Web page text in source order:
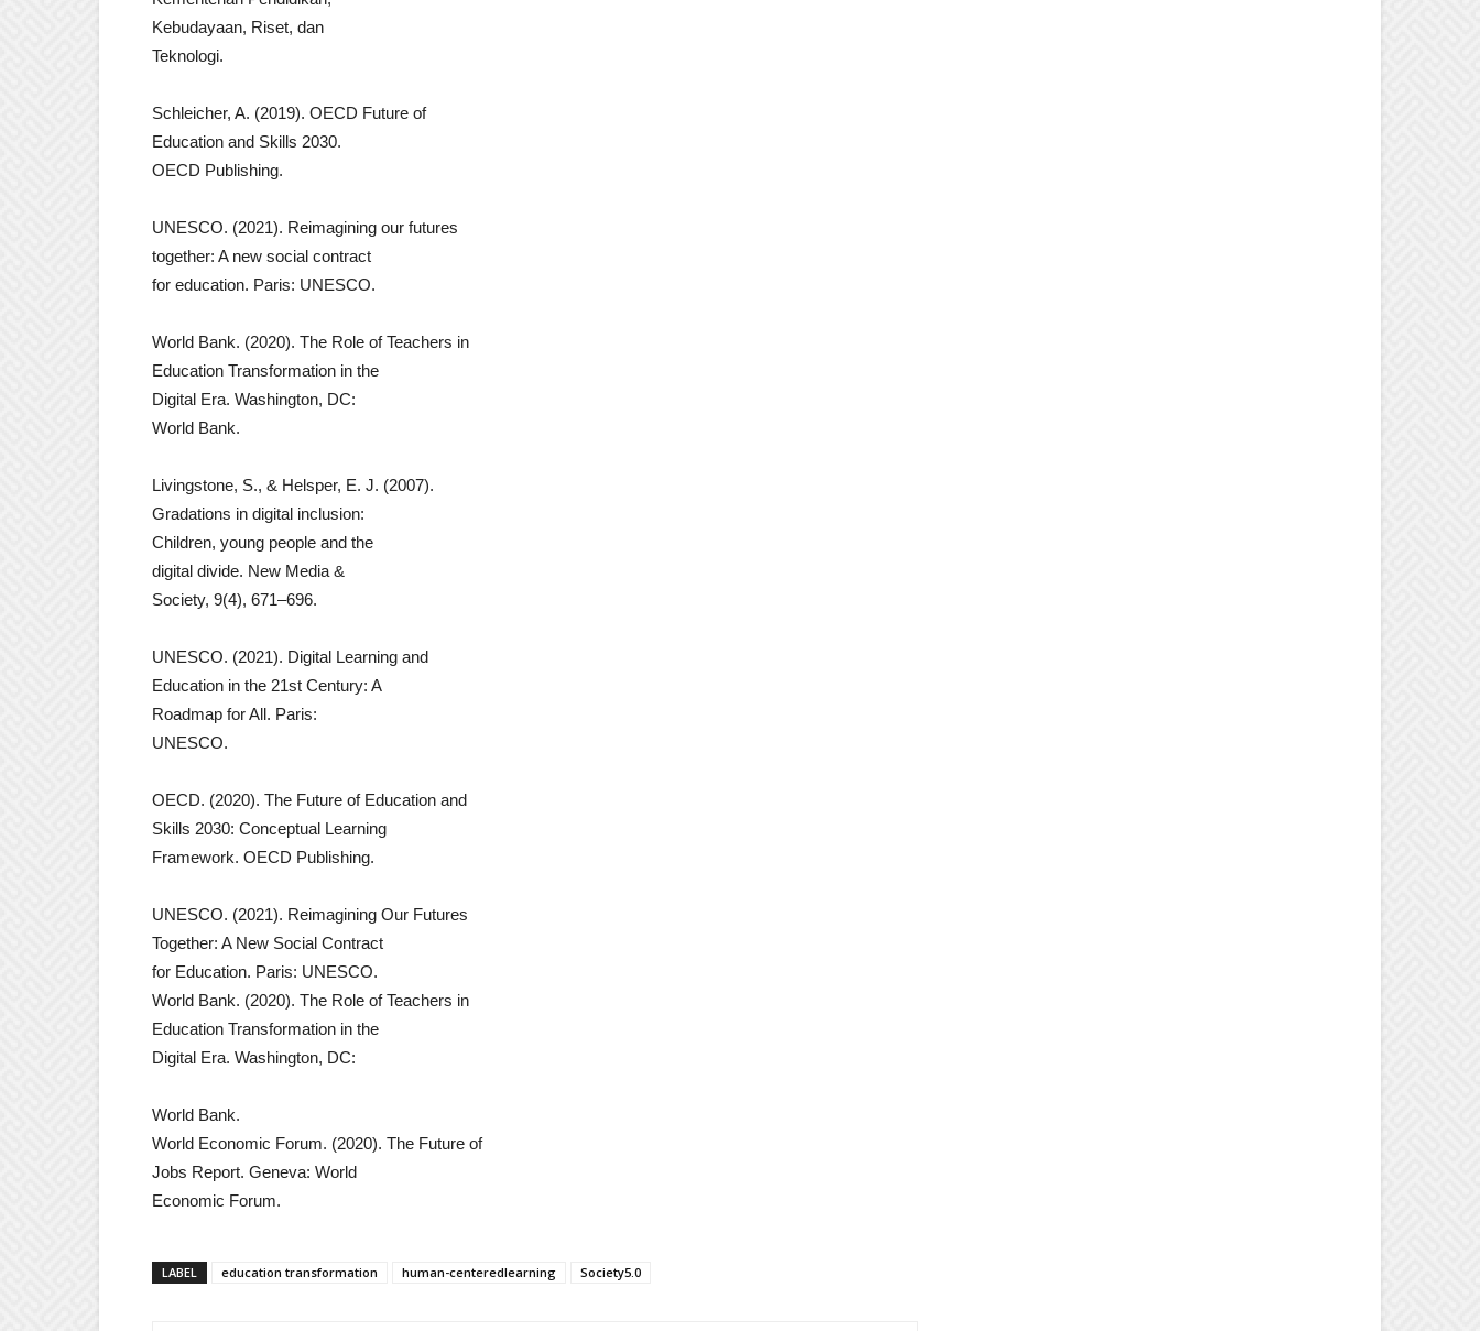
Kebudayaan, Riset, dan
Teknologi.
Schleicher, A. (2019). OECD Future of
Education and Skills 2030.
OECD Publishing.
UNESCO. (2021). Reimagining our futures
together: A new social contract
for education. Paris: UNESCO.
World Bank. (2020). The Role of Teachers in
Education Transformation in the
Digital Era. Washington, DC:
World Bank.
Livingstone, S., & Helsper, E. J. (2007).
Gradations in digital inclusion:
Children, young people and the
digital divide. New Media &
Society, 9(4), 671–696.
UNESCO. (2021). Digital Learning and
Education in the 21st Century: A
Roadmap for All. Paris:
UNESCO.
OECD. (2020). The Future of Education and
Skills 2030: Conceptual Learning
Framework. OECD Publishing.
UNESCO. (2021). Reimagining Our Futures
Together: A New Social Contract
for Education. Paris: UNESCO.
World Bank. (2020). The Role of Teachers in
Education Transformation in the
Digital Era. Washington, DC:
World Bank.
World Economic Forum. (2020). The Future of
Jobs Report. Geneva: World
Economic Forum.
LABEL education transformation human-centeredlearning Society5.0